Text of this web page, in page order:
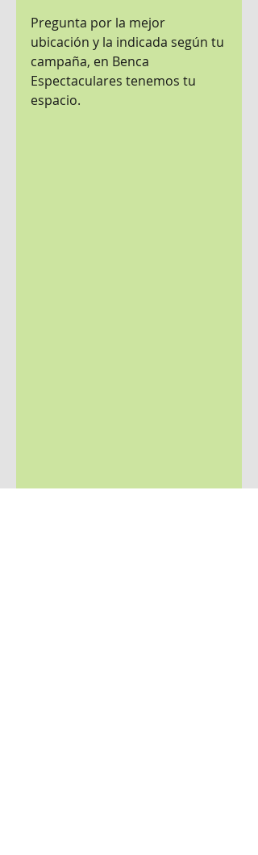
Pregunta por la mejor
ubicación y la indicada según tu
campaña, en Benca
Espectaculares tenemos tu
espacio.